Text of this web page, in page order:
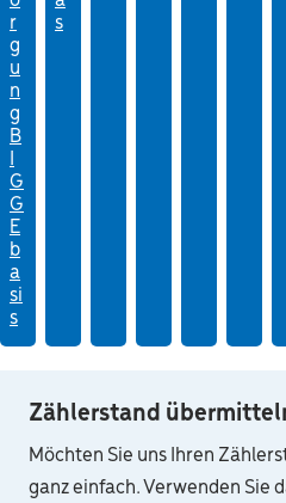
r
g
u
n
g
B
G
G
E
b
a
si
s
s
Zählerstand
Möchten Sie uns Ihren
ganz einfach. Verwenden Sie